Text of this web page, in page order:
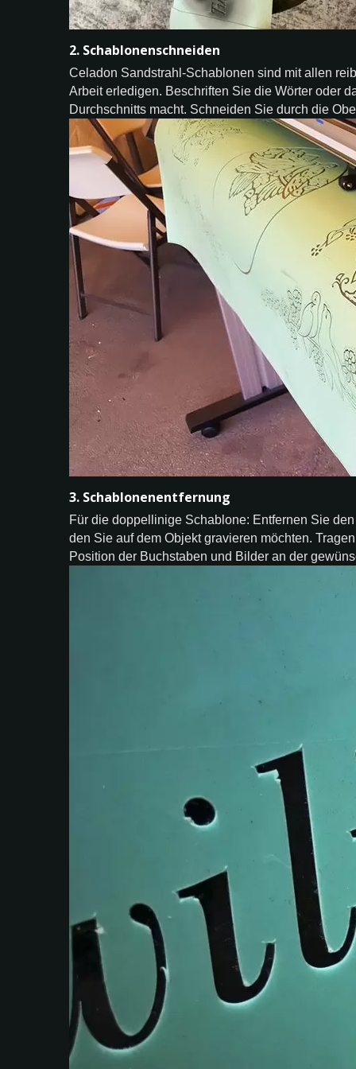
2. Schablonenschneiden
Celadon Sandstrahl-Schablonen sind mit allen
Arbeit erledigen. Beschriften Sie die Wörter oder
Durchschnitts macht. Schneiden Sie durch die
3. Schablonenentfernung
Für die doppellinige Schablone: Entfernen Sie
den Sie auf dem Objekt gravieren möchten.
Position der Buchstaben und Bilder an der